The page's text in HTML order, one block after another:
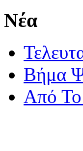
Νέα
Βήμα
Από